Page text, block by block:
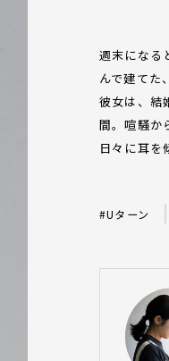
週末になる
んで建てた
彼女は、結
間。喧騒か
日々に耳を
#Uターン